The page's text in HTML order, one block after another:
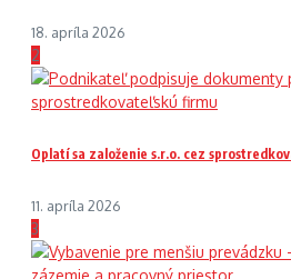
18. apríla 2026
2
Oplatí sa založenie s.r.o. cez
11. apríla 2026
3